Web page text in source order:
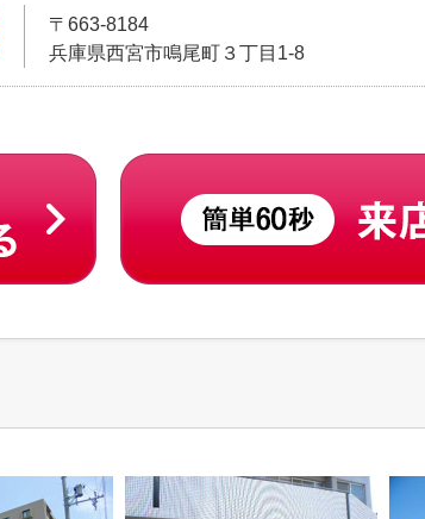
〒663-8184
兵庫県西宮市鳴尾町３丁目1-8